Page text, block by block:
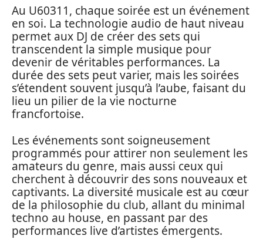
Au U60311, chaque soirée est un événement
en soi. La technologie audio de haut niveau
permet aux DJ de créer des sets qui
transcendent la simple musique pour
devenir de véritables performances. La
durée des sets peut varier, mais les soirées
s’étendent souvent jusqu’à l’aube, faisant du
lieu un pilier de la vie nocturne
francfortoise.
Les événements sont soigneusement
programmés pour attirer non seulement les
amateurs du genre, mais aussi ceux qui
cherchent à découvrir des sons nouveaux et
captivants. La diversité musicale est au cœur
de la philosophie du club, allant du minimal
techno au house, en passant par des
performances live d’artistes émergents.